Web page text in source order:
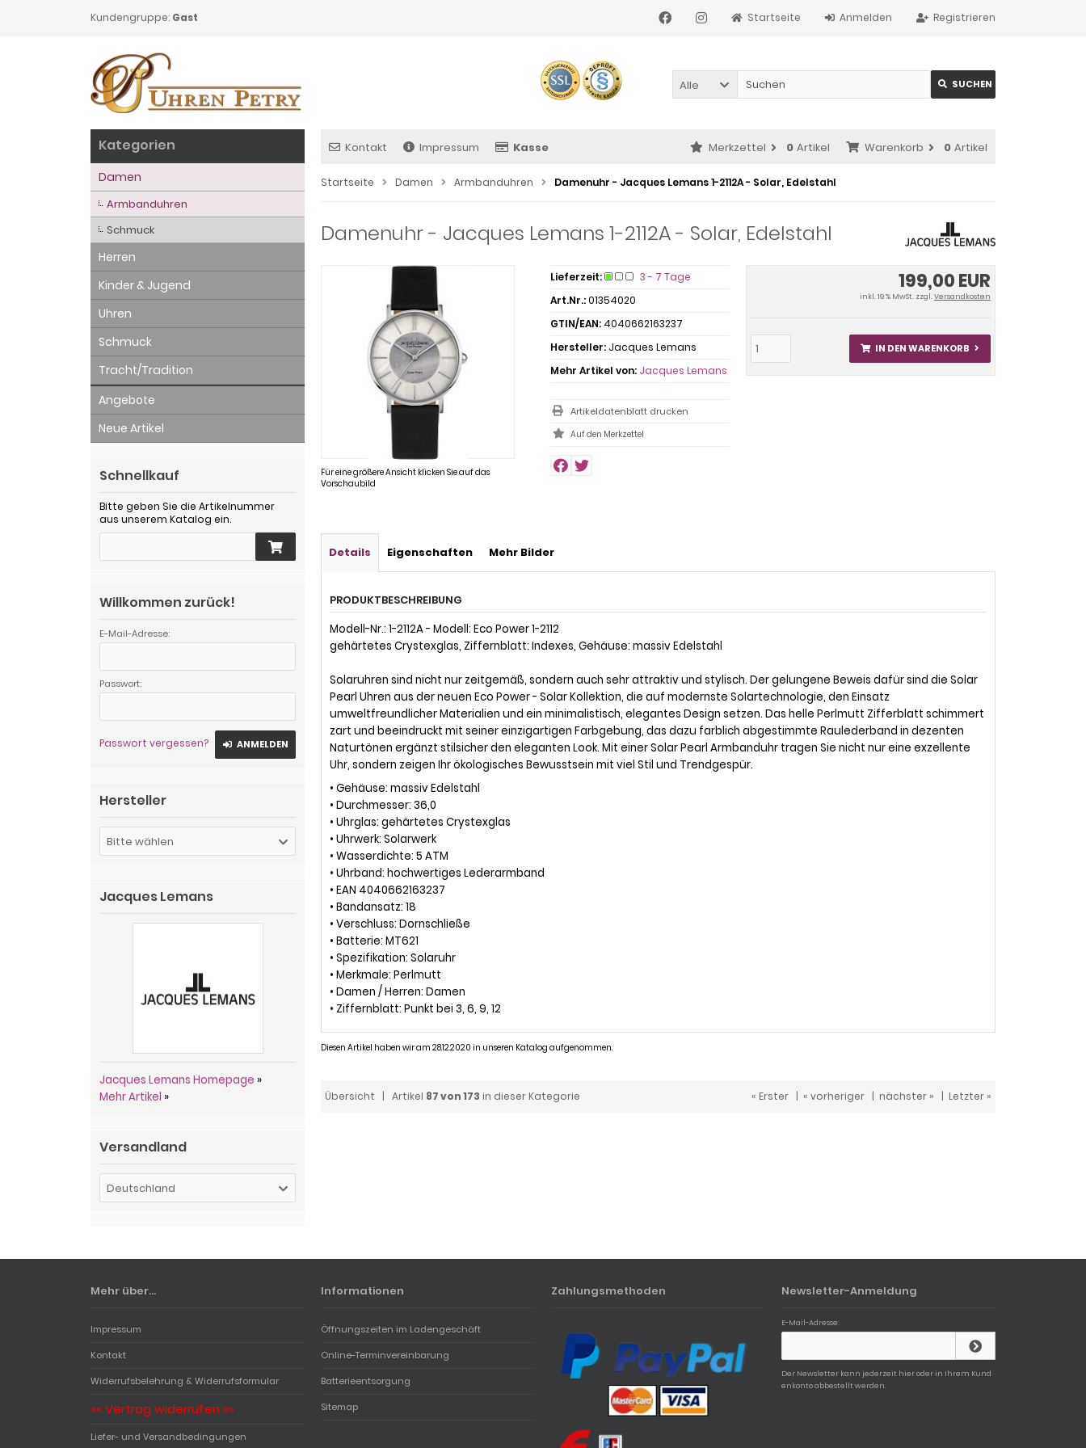
Kundengruppe: Gast Registrieren
Anmelden
Startseite
Alle SUCHEN
Kontakt Impressum Kasse Warenkorb 0 Artikel
Merkzettel 0 Artikel
Startseite Damen Armbanduhren Damenuhr - Jacques Lemans 1-2112A - Solar, Edelstahl
Damenuhr - Jacques Lemans 1-2112A - Solar, Edelstahl
Für eine größere Ansicht klicken Sie auf das
Vorschaubild
199,00 EUR
inkl. 19 % MwSt. zzgl.Versandkosten
IN DEN WARENKORB
Lieferzeit:
3 - 7 Tage
Art.Nr.:01354020
GTIN/EAN: 4040662163237
Hersteller: Jacques Lemans
Mehr Artikel von: Jacques Lemans
Artikeldatenblatt drucken
Details Eigenschaften Mehr Bilder
PRODUKTBESCHREIBUNG
Modell-Nr.: 1-2112A - Modell: Eco Power 1-2112
gehärtetes Crystexglas, Ziffernblatt: Indexes, Gehäuse: massiv Edelstahl
Solaruhren sind nicht nur zeitgemäß, sondern auch sehr attraktiv und stylisch. Der gelungene Beweis dafür sind die Solar
Pearl Uhren aus der neuen Eco Power - Solar Kollektion, die auf modernste Solartechnologie, den Einsatz
umweltfreundlicher Materialien und ein minimalistisch, elegantes Design setzen. Das helle Perlmutt Zifferblatt schimmert
zart und beeindruckt mit seiner einzigartigen Farbgebung, das dazu farblich abgestimmte Raulederband in dezenten
Naturtönen ergänzt stilsicher den eleganten Look. Mit einer Solar Pearl Armbanduhr tragen Sie nicht nur eine exzellente
Uhr, sondern zeigen Ihr ökologisches Bewusstsein mit viel Stil und Trendgespür.
• Gehäuse: massiv Edelstahl
• Durchmesser: 36,0
• Uhrglas: gehärtetes Crystexglas
• Uhrwerk: Solarwerk
• Wasserdichte: 5 ATM
• Uhrband: hochwertiges Lederarmband
• EAN 4040662163237
• Bandansatz: 18
• Verschluss: Dornschließe
• Batterie: MT621
• Spezifikation: Solaruhr
• Merkmale: Perlmutt
• Damen / Herren: Damen
• Ziffernblatt: Punkt bei 3, 6, 9, 12
Diesen Artikel haben wir am 28.12.2020 in unseren Katalog aufgenommen.
Übersicht | Artikel 87 von 173 in dieser Kategorie « Erster | « vorheriger | nächster » | Letzter »
Kategorien
Damen
Armbanduhren
Schmuck
Herren
Kinder & Jugend
Uhren
Schmuck
Tracht/Tradition
Angebote
Neue Artikel
Schnellkauf
Bitte geben Sie die Artikelnummer
aus unserem Katalog ein.
Willkommen zurück!
E-Mail-Adresse:
Passwort:
Passwort vergessen? ANMELDEN
Hersteller
Bitte wählen
Jacques Lemans
Jacques Lemans Homepage »
Mehr Artikel »
Versandland
Deutschland
Mehr über...
Impressum
Kontakt
Widerrufsbelehrung & Widerrufsformular
«« Vertrag widerrufen »»
Liefer- und Versandbedingungen
Informationen
Öffnungszeiten im Ladengeschäft
Online-Terminvereinbarung
Batterieentsorgung
Sitemap
Zahlungsmethoden Newsletter-Anmeldung
E-Mail-Adresse:
Der Newsletter kann jederzeit hier oder in Ihrem Kund
enkonto abbestellt werden.